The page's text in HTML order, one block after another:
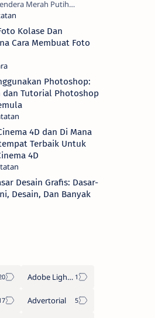
Merah Putih
berikut ini adalah
animasi bendera
Republi…
Kolase Dan
Cara Membuat Foto
Photoshop:
dan Tutorial Photoshop
4D dan Di Mana
Terbaik Untuk
4D
Desain Grafis: Dasar-
Desain, Dan Banyak
Adobe Lightroom
Advertorial